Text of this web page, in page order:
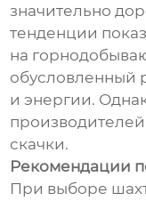
значительно
тенденции
на
обусловленный
и энергии.
скачки.
Рекомендации
При выборе